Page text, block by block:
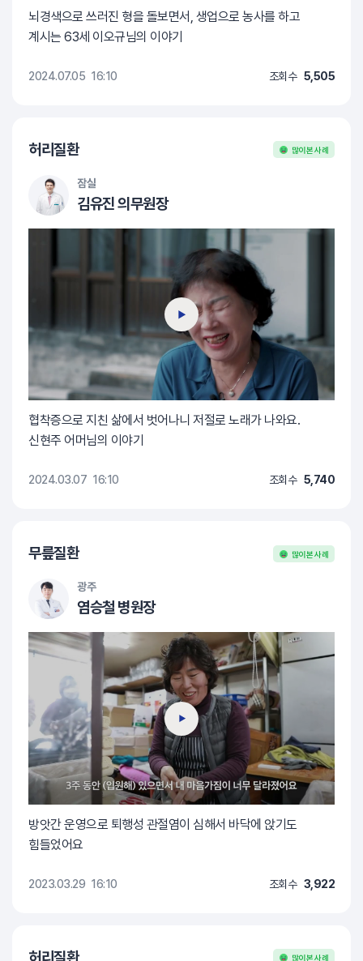
뇌경색으로 쓰러진 형을 돌보면서, 생업으로 농사를 하고
계시는 63세 이오규님의 이야기
2024.07.05 16:10 조회수 5,505
허리질환 많이 본 사례
잠실
김유진 의무원장
협착증으로 지친 삶에서 벗어나니 저절로 노래가 나와요.
신현주 어머님의 이야기
2024.03.07 16:10 조회수 5,740
무릎질환 많이 본 사례
광주
염승철 병원장
방앗간 운영으로 퇴행성 관절염이 심해서 바닥에 앉기도
힘들었어요
2023.03.29 16:10 조회수 3,922
허리질환 많이 본 사례